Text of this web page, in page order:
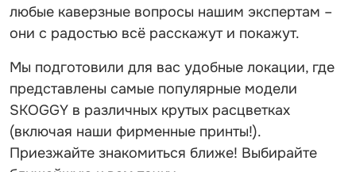
любые каверзные вопросы нашим экспертам –
они с радостью всё расскажут и покажут.
Мы подготовили для вас удобные локации, где
представлены самые популярные модели
SKOGGY в различных крутых расцветках
(включая наши фирменные принты!).
Приезжайте знакомиться ближе! Выбирайте